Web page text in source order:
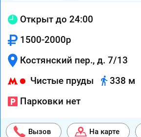
Открыт до 24:00
1500-2000р
Костянский пер., д. 7/13
Чистые пруды
338 м
Парковки нет
Вызов На карте